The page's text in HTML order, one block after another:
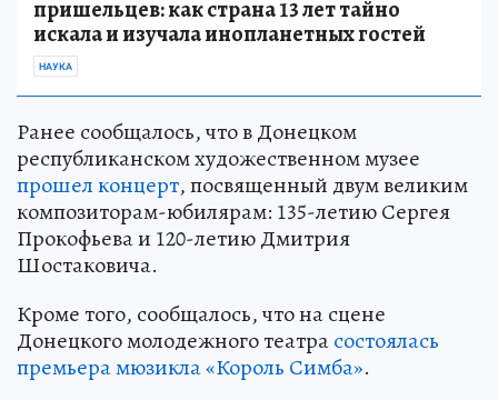
пришельцев: как страна 13 лет тайно
искала и изучала инопланетных гостей
НАУКА
Ранее сообщалось, что в Донецком
республиканском художественном музее
прошел концерт, посвященный двум великим
композиторам-юбилярам: 135-летию Сергея
Прокофьева и 120-летию Дмитрия
Шостаковича.
Кроме того, сообщалось, что на сцене
Донецкого молодежного театрасостоялась
премьера мюзикла «Король Симба».